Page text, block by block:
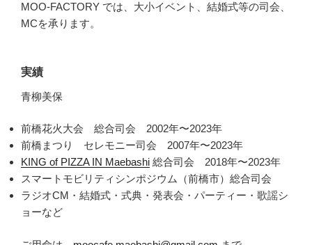
MOO-FACTORY では、大小イベント、結婚式等の司会、
MCを承ります。
実績
青柳美保
前橋花火大会 総合司会 2002年〜2023年
前橋まつり セレモニー司会 2007年〜2023年
KING of PIZZA IN Maebashi 総合司会 2018年〜2023年
スマートモビリティシンポジウム（前橋市）総合司会
ラジオCM・結婚式・式典・発表会・パーティー・歌謡シ
ョーなど